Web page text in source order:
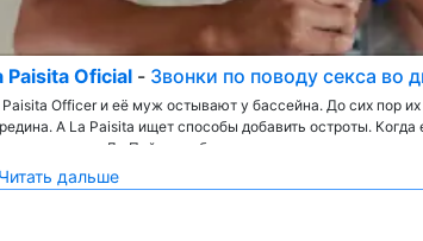
Paisita Oficial - Звонки по поводу секса во
Paisita Officer и её муж остывают у бассейна. До сих пор
А La Paisita ищет способы добавить остроты.
внутри, Ла Пайсита обращает внимание на
Лео Сантоса. Микробикини Ла Пайситы
воображения, и вскоре она убеждает Лео засунуть свой